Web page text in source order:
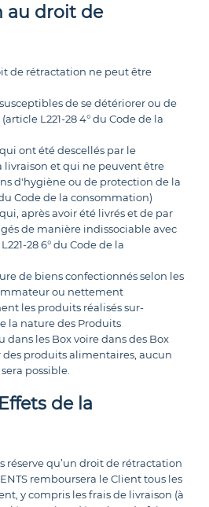
au droit de
de rétractation ne peut être
de se détériorer ou de
L221-28 4° du Code de la
ont été descellés par le
livraison et qui ne peuvent être
d'hygiène ou de protection de la
Code de la consommation)
après avoir été livrés et de par
de manière indissociable avec
28 6° du Code de la
de biens confectionnés selon les
ou nettement
les produits réalisés sur-
la nature des Produits
dans les Box voire dans des Box
des produits alimentaires, aucun
possible.
de la
réserve qu’un droit de rétractation
remboursera le Client tous les
y compris les frais de livraison (à